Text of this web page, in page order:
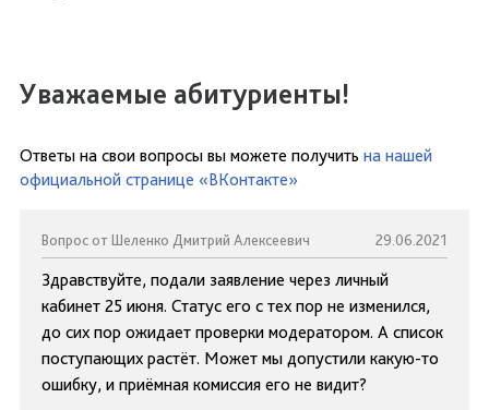
Уважаемые абитуриенты!
Ответы на свои вопросы вы можете получить на нашей
официальной странице «ВКонтакте»
Вопрос от Шеленко Дмитрий Алексеевич 29.06.2021
Здравствуйте, подали заявление через личный
кабинет 25 июня. Статус его с тех пор не изменился,
до сих пор ожидает проверки модератором. А список
поступающих растёт. Может мы допустили какую-то
ошибку, и приёмная комиссия его не видит?